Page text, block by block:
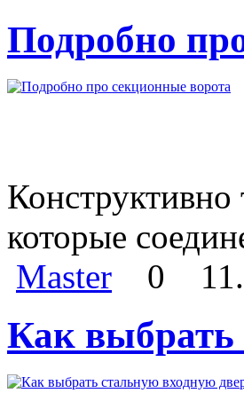
Подробно
Конструктивно
которые
Master
0
Как выбрать